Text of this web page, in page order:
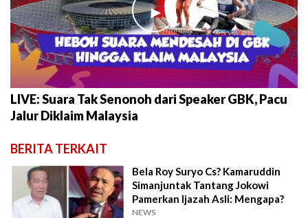
►
LIVE: Suara Tak Senonoh dari Speaker GBK, Pacu
Jalur Diklaim Malaysia
BERITA TERKAIT
Bela Roy Suryo Cs? Kamaruddin
Simanjuntak Tantang Jokowi
Pamerkan Ijazah Asli: Mengapa?
NEWS